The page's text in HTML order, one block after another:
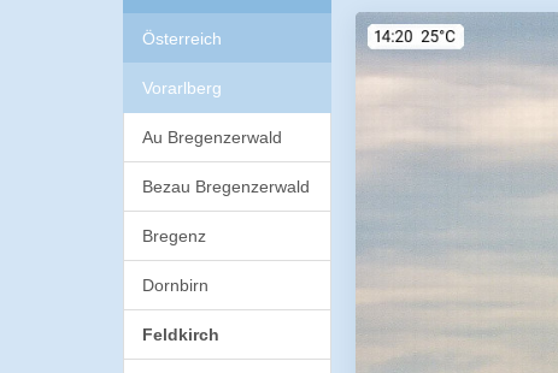
Österreich
Vorarlberg
Au Bregenzerwald
Bezau Bregenzerwald
Bregenz
Dornbirn
Feldkirch